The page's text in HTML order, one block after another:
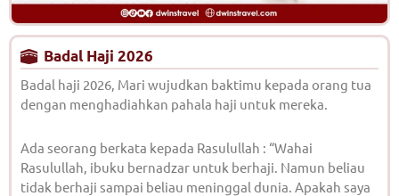
Badal Haji 2026
Badal haji 2026, Mari wujudkan baktimu kepada orang tua
dengan menghadiahkan pahala haji untuk mereka.
Ada seorang berkata kepada Rasulullah : “Wahai
Rasulullah, ibuku bernadzar untuk berhaji. Namun beliau
tidak berhaji sampai beliau meninggal dunia. Apakah saya